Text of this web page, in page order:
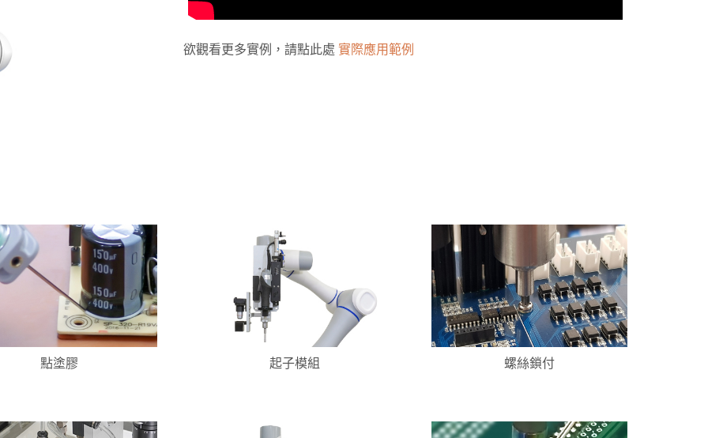
欲觀看更多實例，請點此處實際應用範例
點塗膠 起子模組 螺絲鎖付